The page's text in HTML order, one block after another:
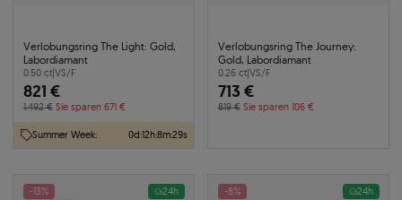
Verlobungsring The Light: Gold,
Labordiamant
0.50 ct|VS/F
821 €
1.492 € Sie sparen 671 €
Summer Week: 0d:12h:8m:28s
Verlobungsring The Journey:
Gold, Labordiamant
0.26 ct|VS/F
713 €
819 € Sie sparen 106 €
-13%
24h -8% 24h